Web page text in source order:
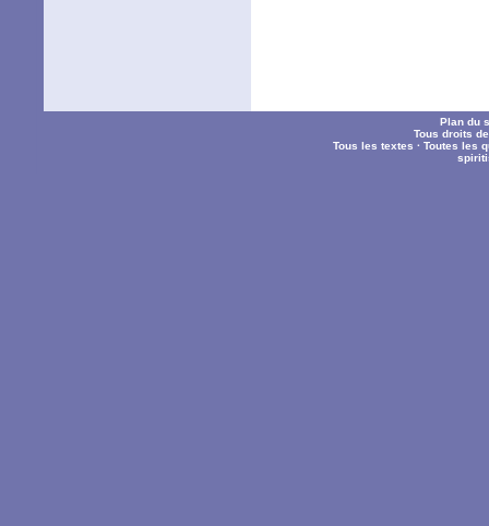
Plan du
Tous droits
Tous les textes ·Toutes les